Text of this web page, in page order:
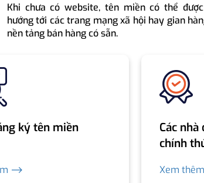
Khi chưa có website, tên miền có thể
hướng tới các trang mạng xã hội hay gian
nền tảng bán hàng có sẵn.
ký tên miền
⟶
Các
chính
Xem